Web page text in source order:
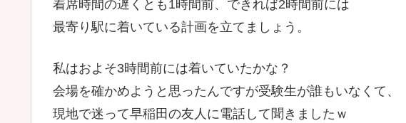
着席時間の遅くとも1時間前、できれば2時間前には
最寄り駅に着いている計画を立てましょう。
私はおよそ3時間前には着いていたかな？
会場を確かめようと思ったんですが受験生が誰もいなくて、
現地で迷って早稲田の友人に電話して聞きましたｗ